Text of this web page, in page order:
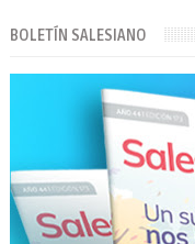
BOLETÍN SALESIANO